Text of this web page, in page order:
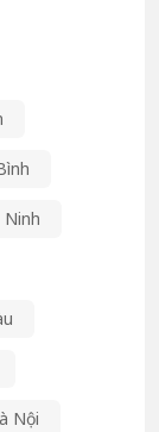
Nội